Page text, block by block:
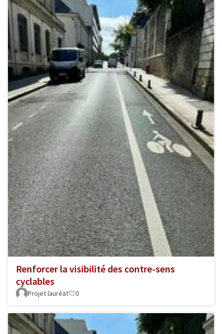
Renforcer la visibilité des contre-sens
cyclables
Projet lauréat 0